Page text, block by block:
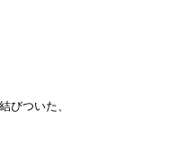
びついた、